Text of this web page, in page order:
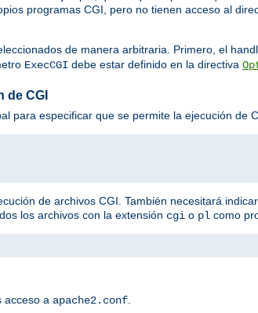
programas CGI, pero no tienen acceso al
de manera arbitraria. Primero, el
ExecCGI debe estar definido en la directiva
de CGI
para especificar que se permite la ejecución de
de archivos CGI. También necesitará
los archivos con la extensión cgi o pl como
acceso a apache2.conf